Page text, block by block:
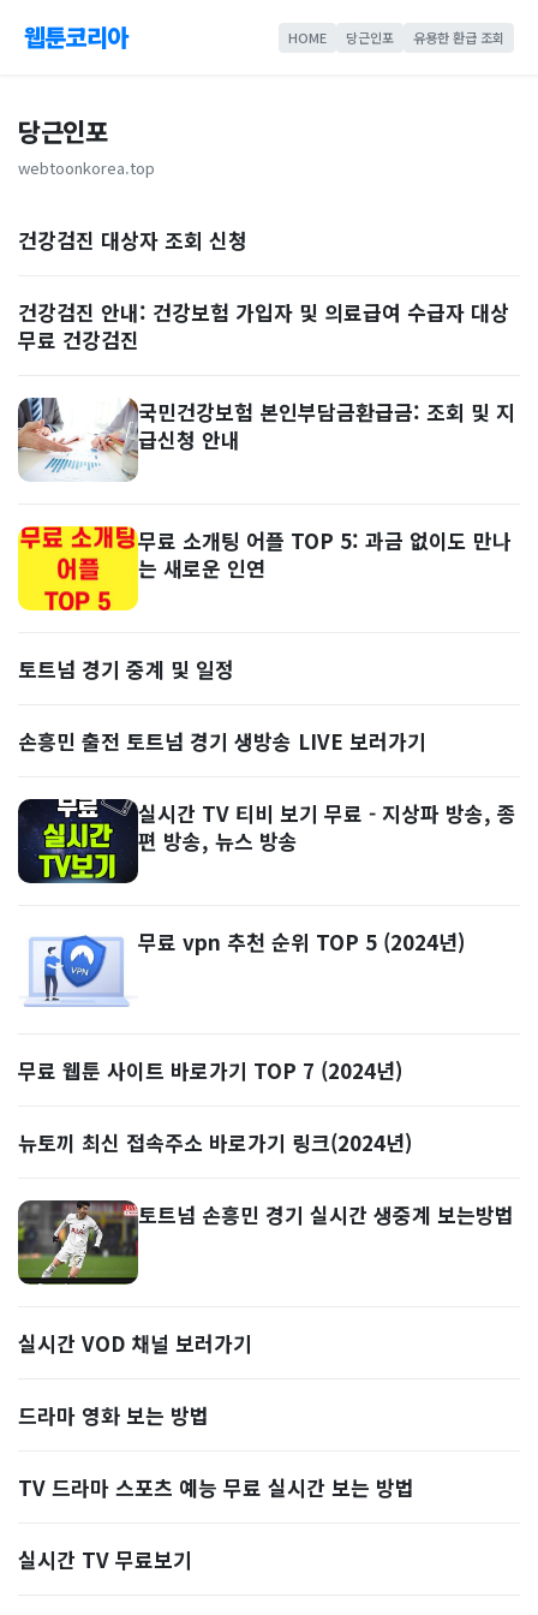
웹툰코리아 HOME 당근인포 유용한 환급 조회
당근인포
webtoonkorea.top
건강검진 대상자 조회 신청
건강검진 안내: 건강보험 가입자 및 의료급여 수급자 대상
무료 건강검진
국민건강보험 본인부담금환급금: 조회 및 지
급신청 안내
무료 소개팅 어플 TOP 5: 과금 없이도 만나
는 새로운 인연
토트넘 경기 중계 및 일정
손흥민 출전 토트넘 경기 생방송 LIVE 보러가기
실시간 TV 티비 보기 무료 - 지상파 방송, 종
편 방송, 뉴스 방송
무료 vpn 추천 순위 TOP 5 (2024년)
무료 웹툰 사이트 바로가기 TOP 7 (2024년)
뉴토끼 최신 접속주소 바로가기 링크(2024년)
토트넘 손흥민 경기 실시간 생중계 보는방법
실시간 VOD 채널 보러가기
드라마 영화 보는 방법
TV 드라마 스포츠 예능 무료 실시간 보는 방법
실시간 TV 무료보기